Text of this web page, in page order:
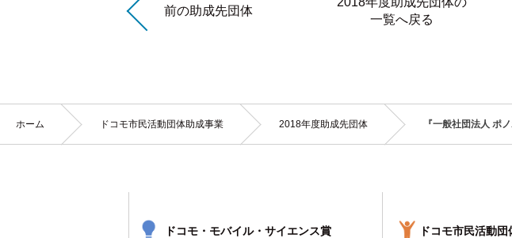
前の助成先団体
一覧へ戻る
位
ホーム か
ドコモ市民活動団体助成事業 の
2018年度助成先団体 の『一般社団法人 ポ
ドコモ・モバイル・サイエンス賞
ドコモ市民活動